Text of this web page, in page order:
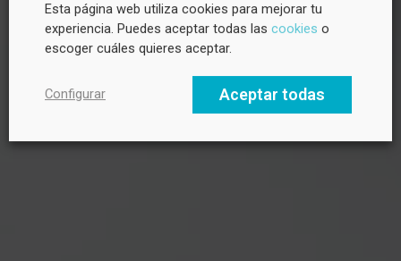
Esta página web utiliza cookies para mejorar tu
experiencia. Puedes aceptar todas las cookies o
escoger cuáles quieres aceptar.
Configurar Aceptar todas
¿Quieres saber más sobre sostenibilidad?
Suscríbete a la newsletter de CANVAS para recibir novedades
cada mes, tendencias clave y buenas prácticas en liderazgo
hacia un futuro sostenible.